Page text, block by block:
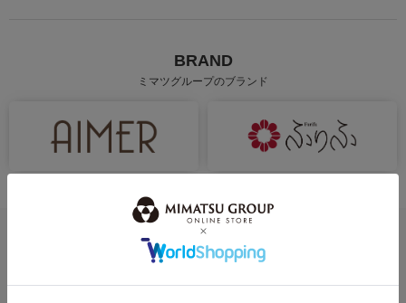
BRAND
ミマツグループのブランド
ITEM